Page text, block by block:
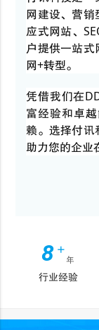
网建设、营销
应式网站、
户提供一站式
网+转型。
凭借我们在
富经验和卓
赖。选择付讯
助力您的企业
8+
年
行业经验